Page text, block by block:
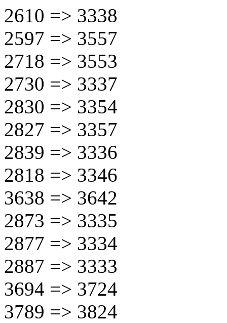
2610 => 3338
2597 => 3557
2718 => 3553
2730 => 3337
2830 => 3354
2827 => 3357
2839 => 3336
2818 => 3346
3638 => 3642
2873 => 3335
2877 => 3334
2887 => 3333
3694 => 3724
3789 => 3824